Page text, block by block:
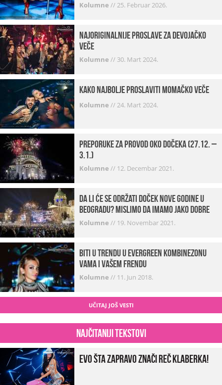
Kolumne //25. Februar 2026.
Najoriginalnije proslave za devojačko
veče
Kolumne // 30. Mart 2024.
Kako najbolje proslaviti momačko veče
Kolumne //24. Mart 2024.
Preporuke za provod oko dočeka (27.12. –
3.1.)
Kolumne // 12. Decembar 2021.
Da li će se održati doček Nove godine u
Beogradu? Mislimo da imamo jako DOBRE
VESTI!
Kolumne // 19. Novembar 2021.
Biti u trendu u Evergreen kombinezonu
vama i vašem frendu
Kolumne // 11. Jun 2018.
UČITAJ JOŠ VESTI
Najčitaniji tekstovi
Evo šta zapravo znači reč klaberka!